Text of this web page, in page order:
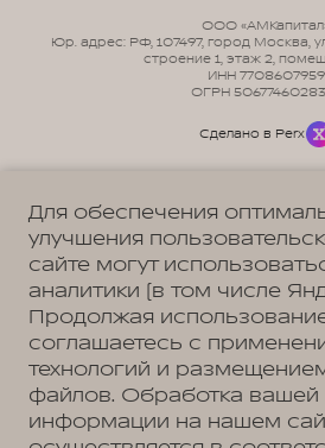
Политика обработки
Согласие на
Согласие на предоставление
Согласие на
ООО
Юр. адрес: РФ, 107497, город Москва,
строение 1, этаж 2,
ИНН 7708607959
ОГРН
Сделано в Perx
Адрес
Для обеспечения
улучшения
сайте могут
аналитики (в том числе
Продолжая
соглашаетесь с
технологий и
файлов. Обработка вашей
информации на нашем